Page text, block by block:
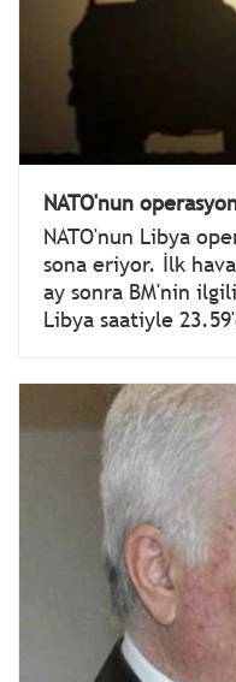
NATO'nun
NATO'nun Libya
sona eriyor. İlk hava
ay sonra BM'nin
Libya saatiyle